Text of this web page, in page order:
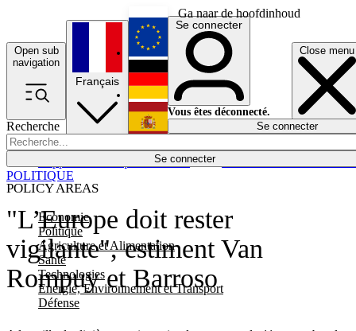
Ga naar de hoofdinhoud
Open sub
navigation
Close menu
Recherche
Se connecter
POLICY AREAS
Economie
Politique
Agriculture et Alimentation
Santé
Technologies
Energie, Environnement et Transport
Défense
Économie
Français
English
Deutsch
Español
Se connecter
Vous êtes déconnecté.
Se connecter
"L’Europe doit rester
vigilante", estiment Van
Rompuy et Barroso
POLITIQUE